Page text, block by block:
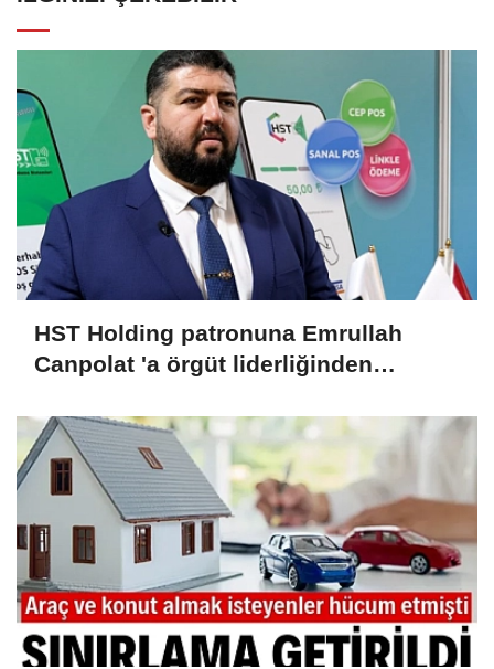
HST Holding patronuna Emrullah
Canpolat 'a örgüt liderliğinden
malvarlığına el konuldu